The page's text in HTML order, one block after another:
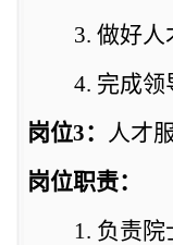
3. 做好人
4. 完成领
岗位3： 人才
岗位职责：
1. 负责院